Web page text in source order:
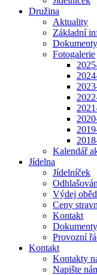
Družina
Aktuality
Základní
Dokumenty
Fotogalerie
Kalendář
Jídelna
Jídelníček
Výdej
Ceny
Kontakt
Dokumenty
Provozní
Kontakt
Kontakty
Napište